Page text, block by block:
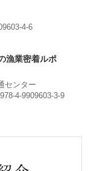
4-6
漁業密着ルポ
センター
4-9909603-3-9